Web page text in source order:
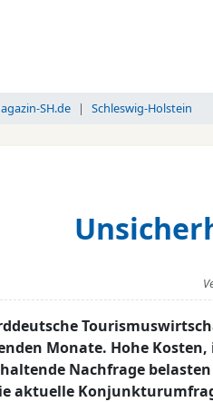
SH.de Schleswig-Holstein
Monate. Hohe
Nachfrage
aktuelle